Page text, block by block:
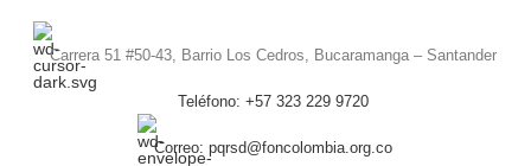
Carrera 51 #50-43, Barrio Los Cedros, Bucaramanga – Santander
Teléfono: +57 323 229 9720
Correo: pqrsd@foncolombia.org.co